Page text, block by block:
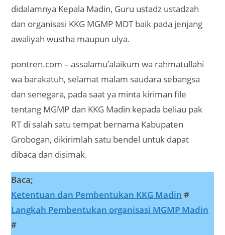
didalamnya Kepala Madin, Guru ustadz ustadzah
dan organisasi KKG MGMP MDT baik pada jenjang
awaliyah wustha maupun ulya.
pontren.com – assalamu’alaikum wa rahmatullahi
wa barakatuh, selamat malam saudara sebangsa
dan senegara, pada saat ya minta kiriman file
tentang MGMP dan KKG Madin kepada beliau pak
RT di salah satu tempat bernama Kabupaten
Grobogan, dikirimlah satu bendel untuk dapat
dibaca dan disimak.
Baca;
Ketentuan dan Pembentukan KKG Madin #
Langkah Pembentukan organisasi MGMP Madin
#